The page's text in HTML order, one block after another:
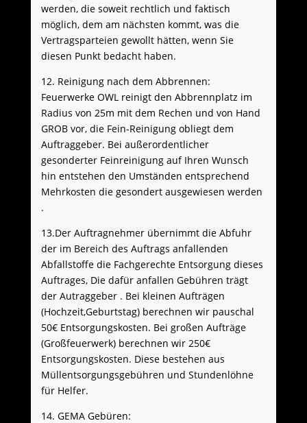
werden, die soweit rechtlich und faktisch
möglich, dem am nächsten kommt, was die
Vertragsparteien gewollt hätten, wenn Sie
diesen Punkt bedacht haben.
12. Reinigung nach dem Abbrennen:
Feuerwerke OWL reinigt den Abbrennplatz im
Radius von 25m mit dem Rechen und von Hand
GROB vor, die Fein-Reinigung obliegt dem
Auftraggeber. Bei außerordentlicher
gesonderter Feinreinigung auf Ihren Wunsch
hin entstehen den Umständen entsprechend
Mehrkosten die gesondert ausgewiesen werden
.
13.Der Auftragnehmer übernimmt die Abfuhr
der im Bereich des Auftrags anfallenden
Abfallstoffe die Fachgerechte Entsorgung dieses
Auftrages, Die dafür anfallen Gebühren trägt
der Autraggeber . Bei kleinen Aufträgen
(Hochzeit,Geburtstag) berechnen wir pauschal
50€ Entsorgungskosten. Bei großen Aufträge
(Großfeuerwerk) berechnen wir 250€
Entsorgungskosten. Diese bestehen aus
Müllentsorgungsgebühren und Stundenlöhne
für Helfer.
14. GEMA Gebüren: